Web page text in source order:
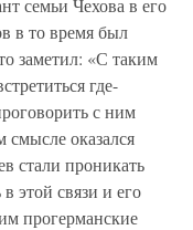
семьи Чехова в его
в то время был
заметил: «С таким
где-
с ним
оказался
стали проникать
этой связи и его
прогерманские